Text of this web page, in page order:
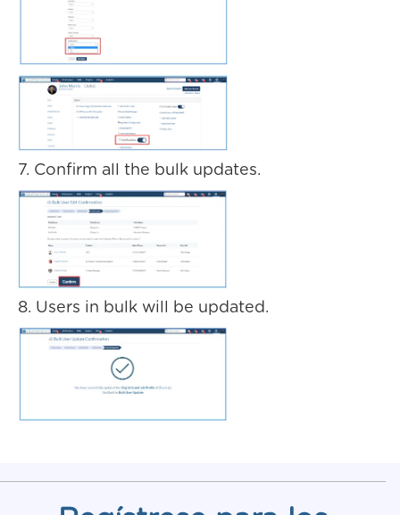
7. Confirm all the bulk updates.
8. Users in bulk will be updated.